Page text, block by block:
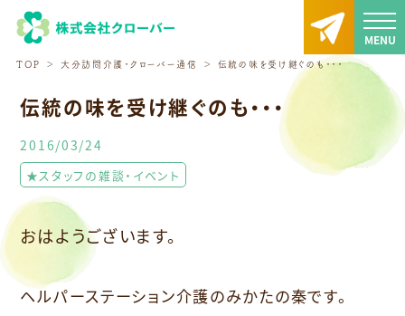
TOP 大分訪問介護・クローバー通信 伝統の味を受け継ぐのも・・・
伝統の味を受け継ぐのも・・・
2016/03/24
★スタッフの雑談・イベント
おはようございます。
ヘルパーステーション介護のみかたの秦です。